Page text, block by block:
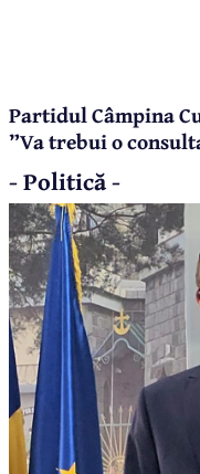
Partidul Câmpina
”Va trebui o
- Politică -